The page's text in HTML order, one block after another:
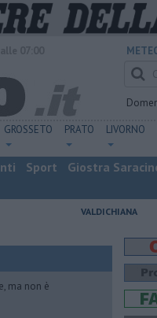
GROSSETO PRATO LIVORNO
Sport Giostra
VALDICHIANA
ma non è